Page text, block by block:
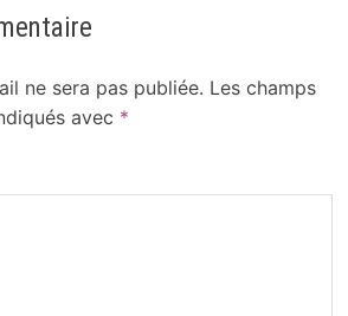
ne sera pas publiée. Les champs
avec *